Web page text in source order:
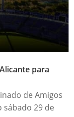
para
de Amigos
29 de